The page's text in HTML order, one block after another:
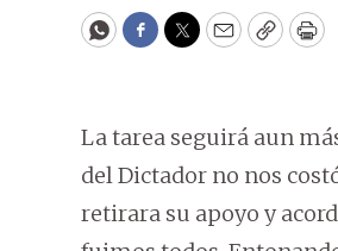
WhatsApp
Facebook
Twitter
EmailCopy
La tarea seguirá aun
del Dictador no nos
retirara su apoyo y